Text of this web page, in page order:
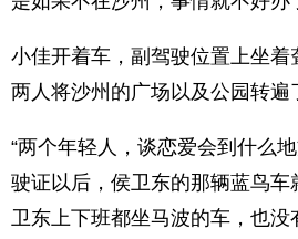
小佳开着车，副驾驶位置上坐着
两人将沙州的广场以及公园转遍
“两个年轻人，谈恋爱会到什么
驶证以后，侯卫东的那辆蓝鸟
卫东上下班都坐马波的车，也没